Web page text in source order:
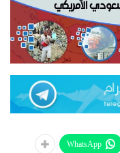
WhatsApp